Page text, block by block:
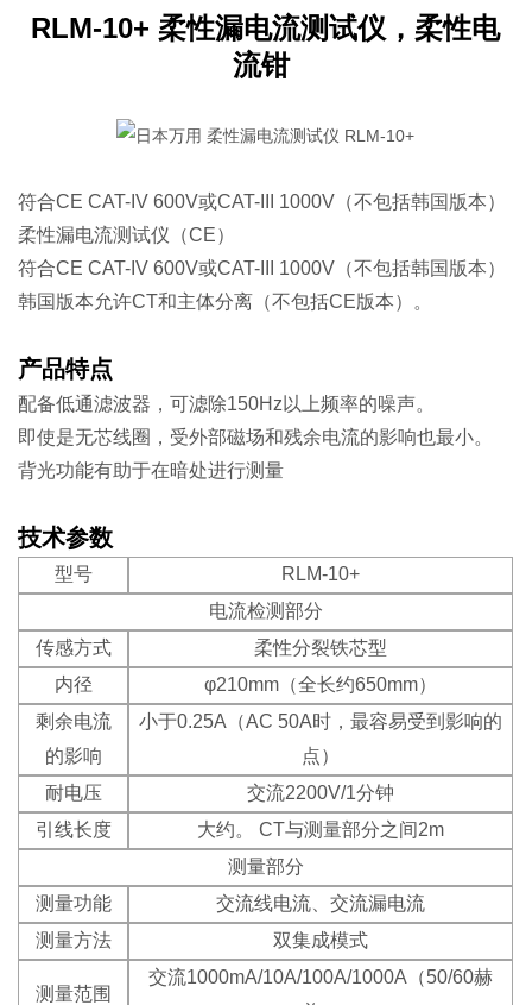
RLM-10+ 柔性漏电流测试仪，柔性电
流钳
符合CE CAT-IV 600V或CAT-III 1000V（不包括韩国版本）
柔性漏电流测试仪（CE）
符合CE CAT-IV 600V或CAT-III 1000V（不包括韩国版本）
韩国版本允许CT和主体分离（不包括CE版本）。
产品特点
配备低通滤波器，可滤除150Hz以上频率的噪声。
即使是无芯线圈，受外部磁场和残余电流的影响也最小。
背光功能有助于在暗处进行测量
技术参数
型号
RLM-10+
电流检测部分
传感方式
柔性分裂铁芯型
内径
φ210mm（全长约650mm）
剩余电流
的影响
小于0.25A（AC 50A时，最容易受到影响的
点）
耐电压
交流2200V/1分钟
引线长度
大约。 CT与测量部分之间2m
测量部分
测量功能
交流线电流、交流漏电流
测量方法
双集成模式
测量范围
交流1000mA/10A/100A/1000A（50/60赫